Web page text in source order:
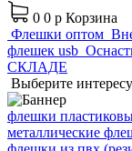
0 0 р Корзина
Флешки оптом
флешек usb
СКЛАДЕ
Выберите
флешки
металлические